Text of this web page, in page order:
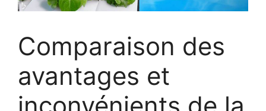
Comparaison des
avantages et